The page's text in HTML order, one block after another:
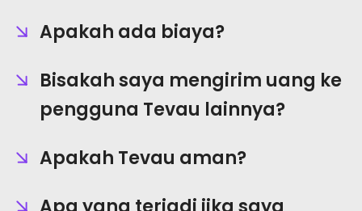
Apakah ada biaya?
Bisakah saya mengirim uang ke
pengguna Tevau lainnya?
Apakah Tevau aman?